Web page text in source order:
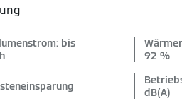
bis
92 %
dB(A)